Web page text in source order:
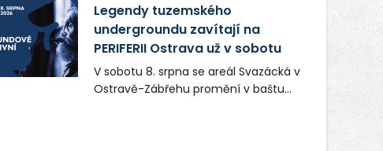
lokálních výrobků. Trhy, co se hledají
tentokrát nabídnou více než čtyřicet
pečlivě vybraných stánků s kvalitní
gastronomií, farmářskými produkty,
designem i řemeslnou tvorbou.
Návštěvníci se mohou těšit nejen na
Legendy tuzemského
undergroundu zavítají na
PERIFERII Ostrava už v sobotu
V sobotu 8. srpna se areál Svazácká v
Ostravě-Zábřehu promění v baštu